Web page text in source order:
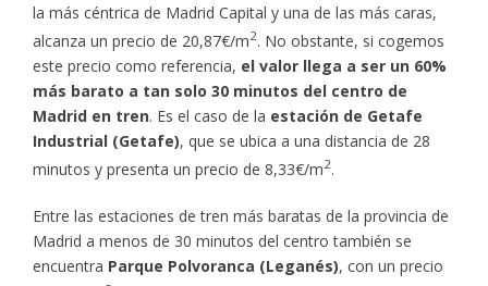
la más céntrica de Madrid Capital y una de las más caras,
alcanza un precio de 20,87€/m2. No obstante, si cogemos
este precio como referencia, el valor llega a ser un 60%
más barato a tan solo 30 minutos del centro de
Madrid en tren. Es el caso de la estación de Getafe
Industrial (Getafe), que se ubica a una distancia de 28
minutos y presenta un precio de 8,33€/m2.
Entre las estaciones de tren más baratas de la provincia de
Madrid a menos de 30 minutos del centro también se
encuentra Parque Polvoranca (Leganés), con un precio